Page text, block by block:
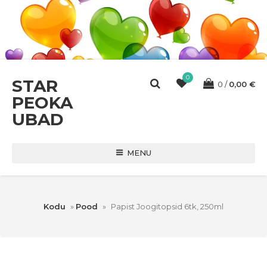
STAR
PEOKA
UBAD
0
0 0,00 €
MENU
Kodu » Pood » Papist Joogitopsid 6tk, 250ml